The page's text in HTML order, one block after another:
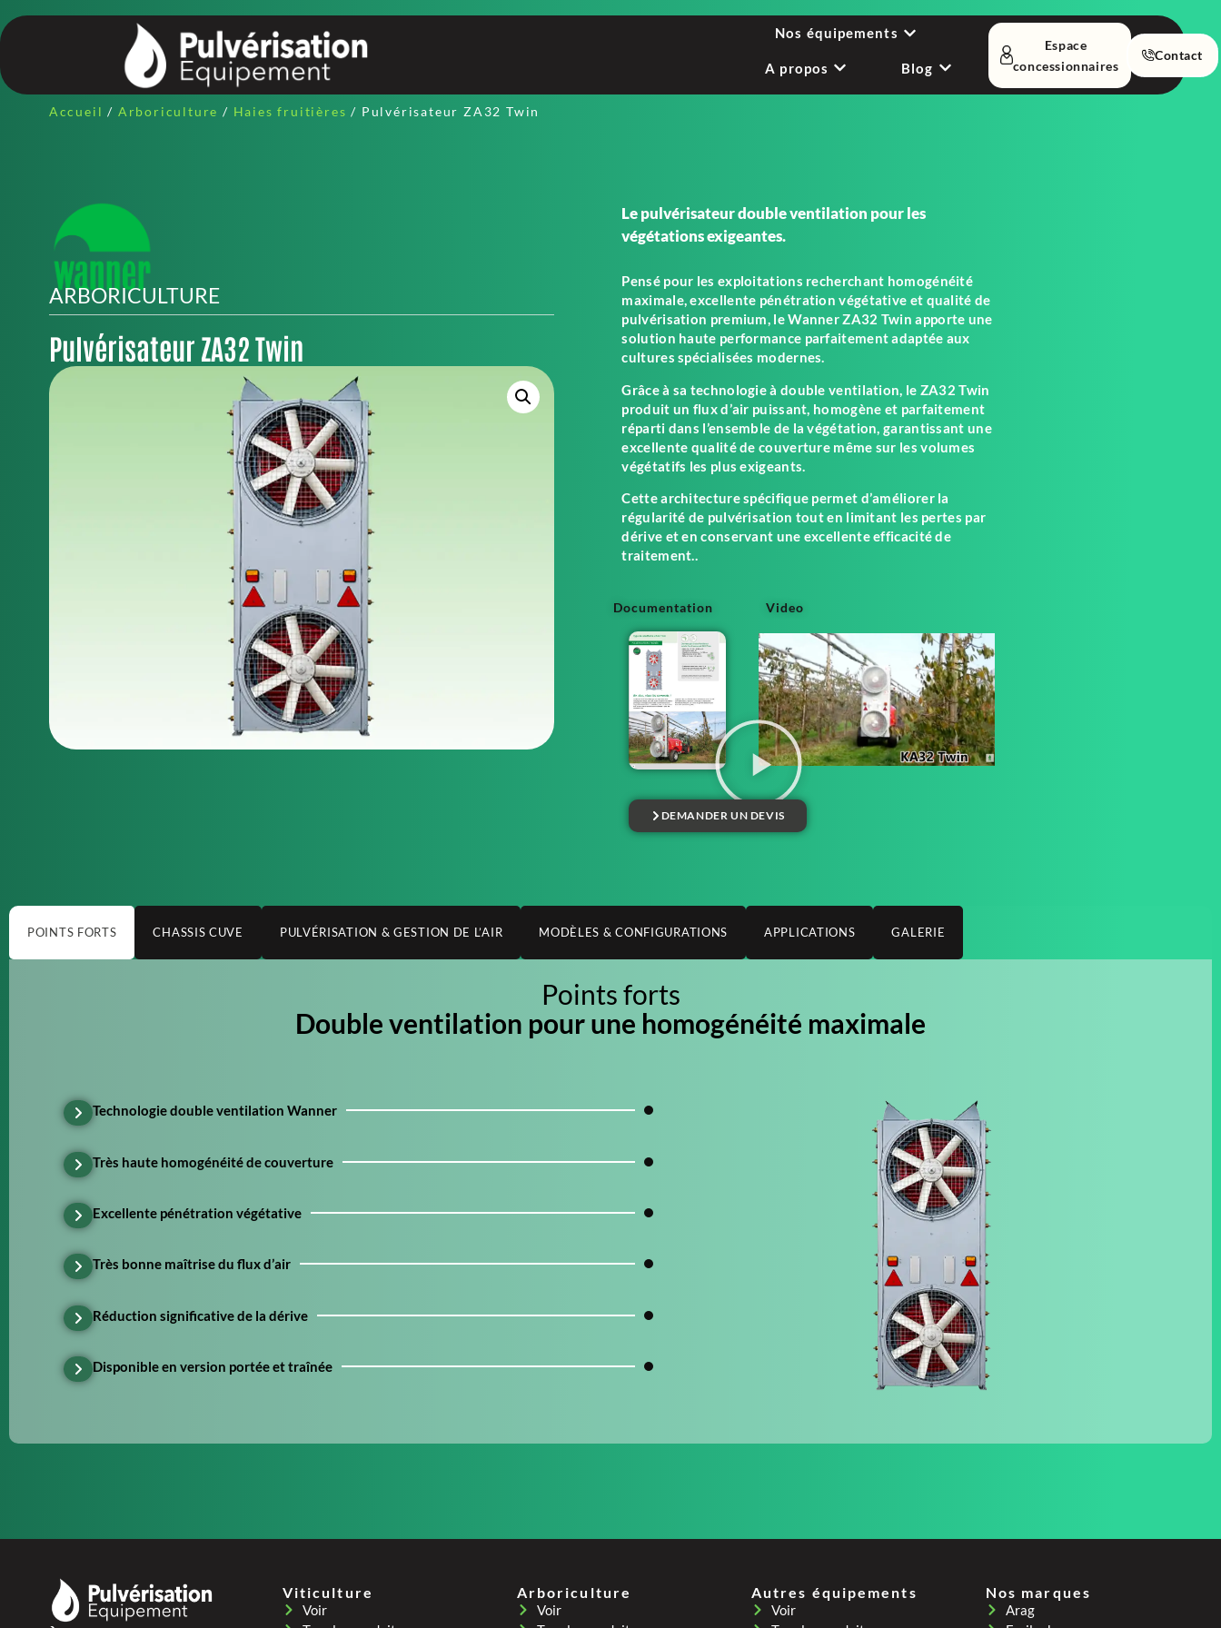
Nos équipements
A propos Blog
Espace
concessionnaires
Contact
Accueil / Arboriculture / Haies fruitières / Pulvérisateur ZA32 Twin
ARBORICULTURE
Pulvérisateur ZA32 Twin
Le pulvérisateur double ventilation pour les
végétations exigeantes.
Pensé pour les exploitations recherchant homogénéité
maximale, excellente pénétration végétative et qualité de
pulvérisation premium, le Wanner ZA32 Twin apporte une
solution haute performance parfaitement adaptée aux
cultures spécialisées modernes.
Grâce à sa technologie à double ventilation, le ZA32 Twin
produit un flux d’air puissant, homogène et parfaitement
réparti dans l’ensemble de la végétation, garantissant une
excellente qualité de couverture même sur les volumes
végétatifs les plus exigeants.
Cette architecture spécifique permet d’améliorer la
régularité de pulvérisation tout en limitant les pertes par
dérive et en conservant une excellente efficacité de
traitement..
Documentation Video
DEMANDER UN DEVIS
POINTS FORTS CHASSIS CUVE PULVÉRISATION & GESTION DE L’AIR MODÈLES & CONFIGURATIONS APPLICATIONS GALERIE
Points forts
Double ventilation pour une homogénéité maximale
Technologie double ventilation Wanner
Très haute homogénéité de couverture
Excellente pénétration végétative
Très bonne maîtrise du flux d’air
Réduction significative de la dérive
Disponible en version portée et traînée
Viticulture
Voir
Arboriculture
Voir
Autres équipements
Voir
Nos marques
Arag